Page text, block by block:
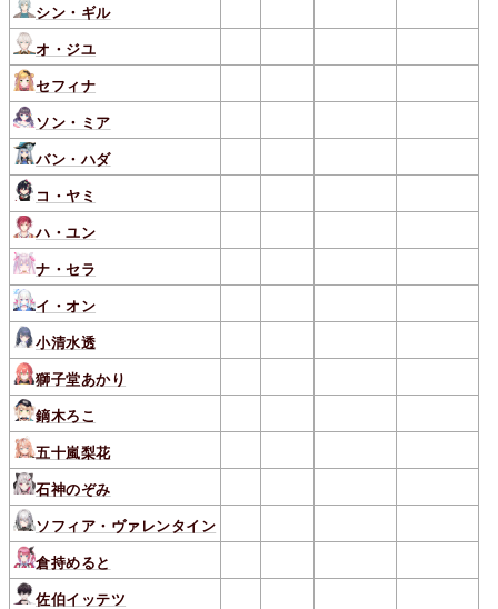
シン・ギル
オ・ジユ
セフィナ
ソン・ミア
バン・ハダ
コ・ヤミ
ハ・ユン
ナ・セラ
イ・オン
小清水透
獅子堂あかり
鏑木ろこ
五十嵐梨花
石神のぞみ
ソフィア・ヴァレンタイン
倉持めると
佐伯イッテツ